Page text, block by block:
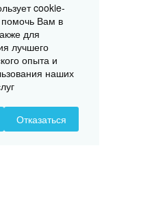
cookie-
Вам в
для
лучшего
опыта и
наших
Отказаться